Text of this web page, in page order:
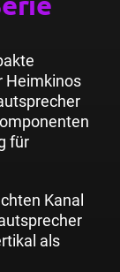
Heimkinos
für
Kanal
als